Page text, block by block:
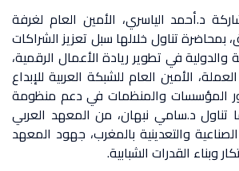
د.أحمد الياسري، الأمين العام لغرفة
بمحاضرة تناول خلالها سبل تعزيز الشراكات
في تطوير ريادة الأعمال الرقمية،
الأمين العام للشبكة العربية للإبداع
دور المؤسسات والمنظمات في دعم منظومة
تناول د.سامي نبهان، من المعهد العربي
والتعدينية بالمغرب، جهود المعهد
وبناء القدرات الشبابية.